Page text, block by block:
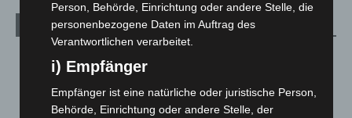
Kategorien
Blaulicht
Hannover und Region
Person, Behörde, Einrichtung oder andere Stelle, die
personenbezogene Daten im Auftrag des
Verantwortlichen verarbeitet.
i) Empfänger
Empfänger ist eine natürliche oder juristische Person,
Behörde, Einrichtung oder andere Stelle, der